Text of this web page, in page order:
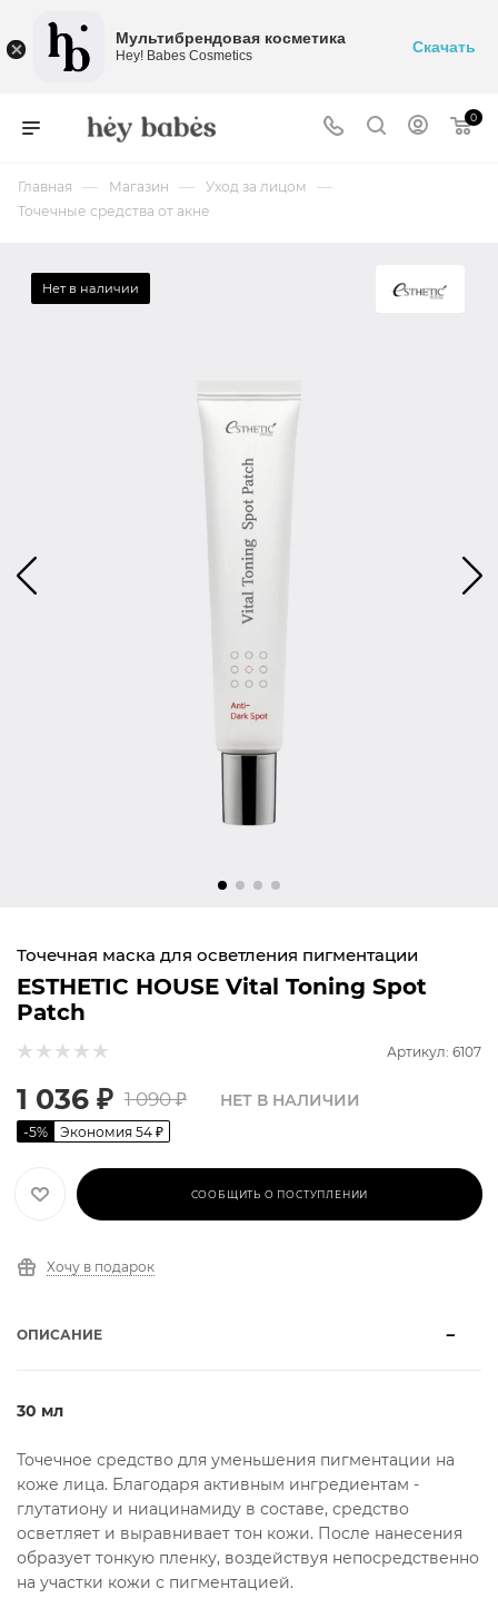
0
Главная — Магазин — Уход за лицом —
Точечные средства от акне
Нет в наличии
Точечная маска для осветления пигментации
ESTHETIC HOUSE Vital Toning Spot
Patch
Артикул: 6107
1 036 ₽ 1 090₽
-5% Экономия 54 ₽
НЕТ В НАЛИЧИИ
СООБЩИТЬ О ПОСТУПЛЕНИИ
Хочу в подарок
ОПИСАНИЕ
30 мл
Точечное средство для уменьшения пигментации на
коже лица. Благодаря активным ингредиентам -
глутатиону и ниацинамиду в составе, средство
осветляет и выравнивает тон кожи. После нанесения
образует тонкую пленку, воздействуя непосредственно
на участки кожи с пигментацией.
Мультибрендовая косметика
Hey! Babes Cosmetics Скачать